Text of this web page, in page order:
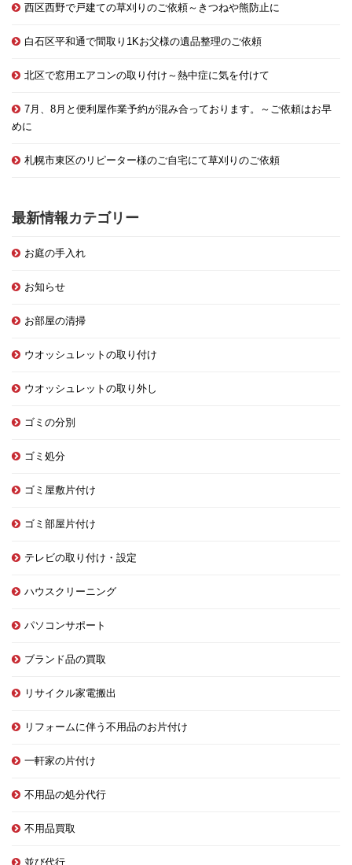
西区西野で戸建ての草刈りのご依頼～きつねや熊防止に
白石区平和通で間取り1Kお父様の遺品整理のご依頼
北区で窓用エアコンの取り付け～熱中症に気を付けて
7月、8月と便利屋作業予約が混み合っております。～ご依頼はお早
めに
札幌市東区のリピーター様のご自宅にて草刈りのご依頼
最新情報カテゴリー
お庭の手入れ
お知らせ
お部屋の清掃
ウオッシュレットの取り付け
ウオッシュレットの取り外し
ゴミの分別
ゴミ処分
ゴミ屋敷片付け
ゴミ部屋片付け
テレビの取り付け・設定
ハウスクリーニング
パソコンサポート
ブランド品の買取
リサイクル家電搬出
リフォームに伴う不用品のお片付け
一軒家の片付け
不用品の処分代行
不用品買取
並び代行